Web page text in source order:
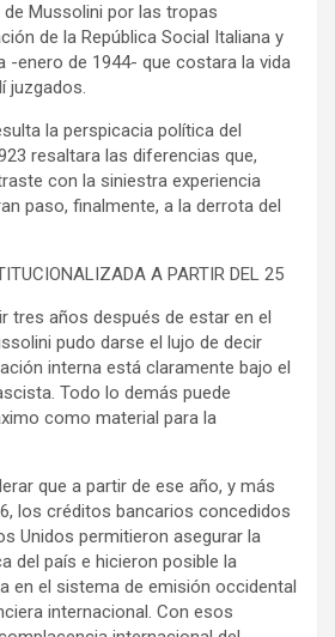
Mussolini por las tropas
de la República Social Italiana y
-enero de 1944- que costara la vida
juzgados.
la perspicacia política del
resaltara las diferencias que,
con la siniestra experiencia
paso, finalmente, a la derrota del
A PARTIR DEL 25
tres años después de estar en el
pudo darse el lujo de decir
interna está claramente bajo el
Todo lo demás puede
como material para la
que a partir de ese año, y más
los créditos bancarios concedidos
Unidos permitieron asegurar la
del país e hicieron posible la
en el sistema de emisión occidental
internacional. Con esos